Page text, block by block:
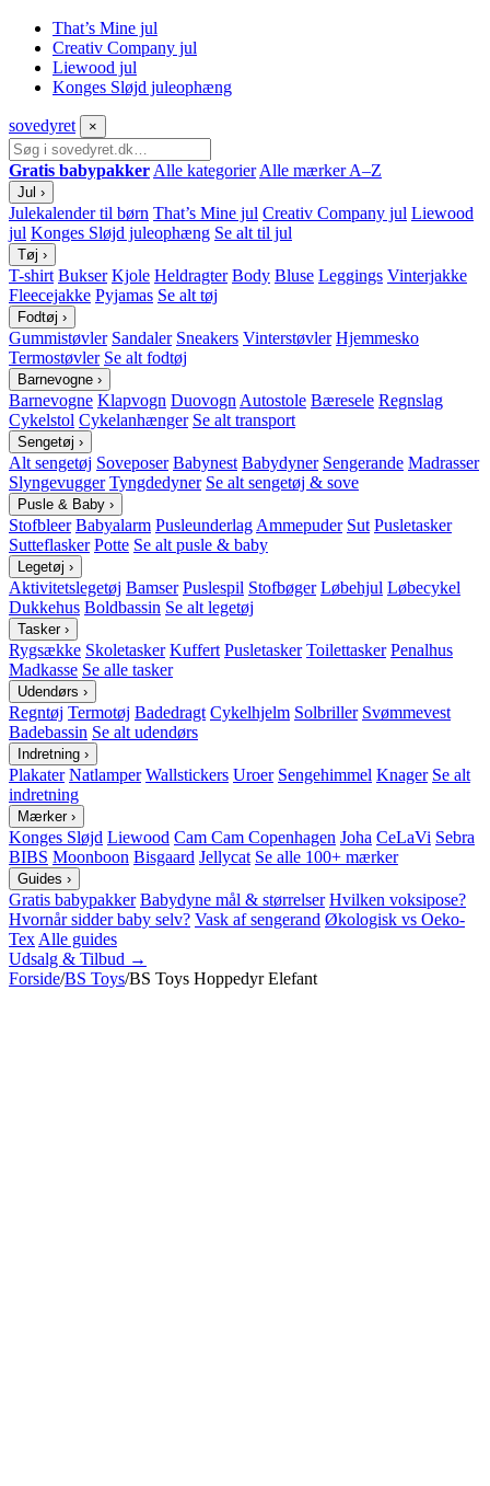
That’s Mine jul
Creativ Company jul
Liewood jul
Konges Sløjd juleophæng
sovedyret ×
Gratis babypakker Alle kategorier Alle mærker A–Z
Jul ›
Julekalender til børn That’s Mine jul Creativ Company jul Liewood
jul Konges Sløjd juleophæng Se alt til jul
Tøj ›
T-shirt Bukser Kjole Heldragter Body Bluse Leggings Vinterjakke
Fleecejakke Pyjamas Se alt tøj
Fodtøj ›
Gummistøvler Sandaler Sneakers Vinterstøvler Hjemmesko
Termostøvler Se alt fodtøj
Barnevogne ›
Barnevogne Klapvogn Duovogn Autostole Bæresele Regnslag
Cykelstol Cykelanhænger Se alt transport
Sengetøj ›
Alt sengetøj Soveposer Babynest Babydyner Sengerande Madrasser
Slyngevugger Tyngdedyner Se alt sengetøj & sove
Pusle & Baby ›
Stofbleer Babyalarm Pusleunderlag Ammepuder Sut Pusletasker
Sutteflasker Potte Se alt pusle & baby
Legetøj ›
Aktivitetslegetøj Bamser Puslespil Stofbøger Løbehjul Løbecykel
Dukkehus Boldbassin Se alt legetøj
Tasker ›
Rygsække Skoletasker Kuffert Pusletasker Toilettasker Penalhus
Madkasse Se alle tasker
Udendørs ›
Regntøj Termotøj Badedragt Cykelhjelm Solbriller Svømmevest
Badebassin Se alt udendørs
Indretning ›
Plakater Natlamper Wallstickers Uroer Sengehimmel Knager Se alt
indretning
Mærker ›
Konges Sløjd Liewood Cam Cam Copenhagen Joha CeLaVi Sebra
BIBS Moonboon Bisgaard Jellycat Se alle 100+ mærker
Guides ›
Gratis babypakker Babydyne mål & størrelser Hvilken voksipose?
Hvornår sidder baby selv? Vask af sengerand Økologisk vs Oeko-
Tex Alle guides
Udsalg & Tilbud →
Forside/BS Toys/BS Toys Hoppedyr Elefant